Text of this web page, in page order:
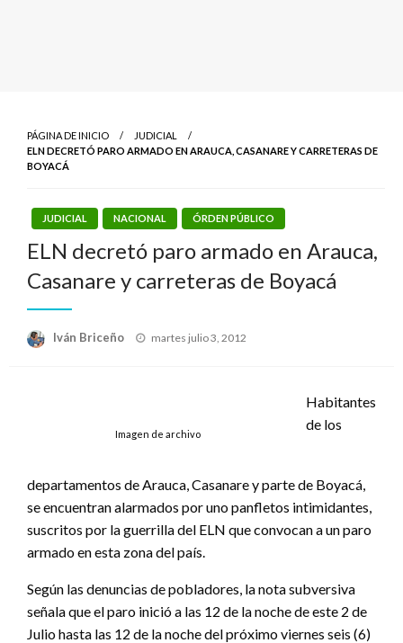
PÁGINA DE INICIO
JUDICIAL
ELN DECRETÓ PARO ARMADO EN ARAUCA, CASANARE Y CARRETERAS DE
BOYACÁ
JUDICIAL NACIONAL ÓRDEN PÚBLICO
ELN decretó paro armado en Arauca,
Casanare y carreteras de Boyacá
Iván Briceño
Publicado
martes julio 3, 2012
Imagen de archivo
Habitantes
de los
departamentos de Arauca, Casanare y parte de Boyacá,
se encuentran alarmados por uno panfletos intimidantes,
suscritos por la guerrilla del ELN que convocan a un paro
armado en esta zona del país.
Según las denuncias de pobladores, la nota subversiva
señala que el paro inició a las 12 de la noche de este 2 de
Julio hasta las 12 de la noche del próximo viernes seis (6)